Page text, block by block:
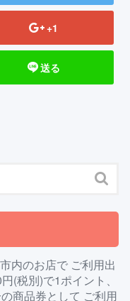
+1
送る
内のお店で ご利用出
(税別)で1ポイント、
商品券として ご利用